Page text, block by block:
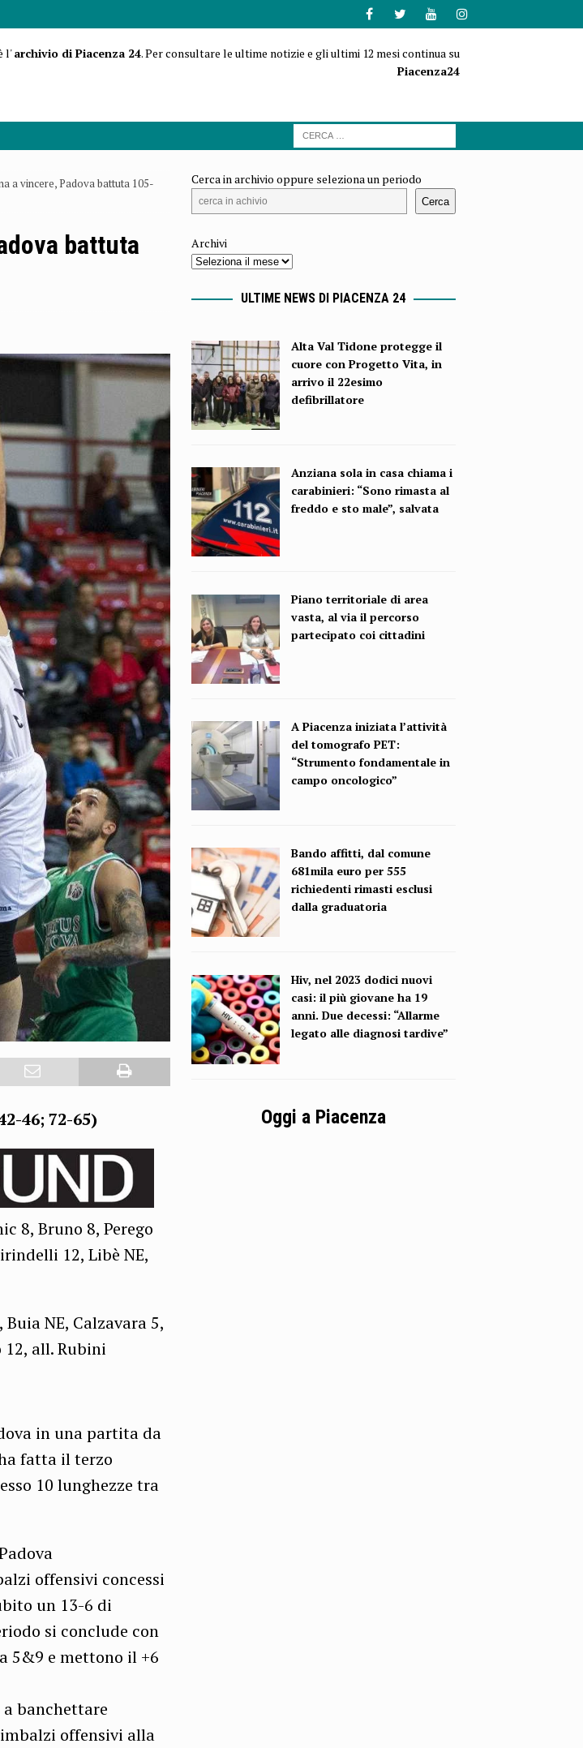
l'archivio di Piacenza 24. Per consultare le ultime notizie e gli ultimi 12 mesi continua su
Piacenza24
a vincere, Padova battuta 105-
battuta
46; 72-65)
8, Bruno 8, Perego
12, Libè NE,
NE, Calzavara 5,
12, all. Rubini
in una partita da
fatta il terzo
10 lunghezze tra
offensivi concessi
un 13-6 di
si conclude con
5&9 e mettono il +6
banchettare
offensivi alla
Cerca in archivio oppure seleziona un periodo
Cerca
Archivi
ULTIME NEWS DI PIACENZA 24
Alta Val Tidone protegge il
cuore con Progetto Vita, in
arrivo il 22esimo
defibrillatore
Anziana sola in casa chiama i
carabinieri: “Sono rimasta al
freddo e sto male”, salvata
Piano territoriale di area
vasta, al via il percorso
partecipato coi cittadini
A Piacenza iniziata l’attività
del tomografo PET:
“Strumento fondamentale in
campo oncologico”
Bando affitti, dal comune
681mila euro per 555
richiedenti rimasti esclusi
dalla graduatoria
Hiv, nel 2023 dodici nuovi
casi: il più giovane ha 19
anni. Due decessi: “Allarme
legato alle diagnosi tardive”
Oggi a Piacenza